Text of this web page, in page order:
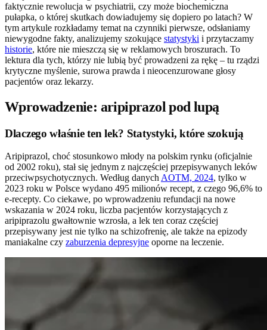
faktycznie rewolucja w psychiatrii, czy może biochemiczna
pułapka, o której skutkach dowiadujemy się dopiero po latach? W
tym artykule rozkładamy temat na czynniki pierwsze, odsłaniamy
niewygodne fakty, analizujemy szokujące statystyki i przytaczamy
historie, które nie mieszczą się w reklamowych broszurach. To
lektura dla tych, którzy nie lubią być prowadzeni za rękę – tu rządzi
krytyczne myślenie, surowa prawda i nieocenzurowane głosy
pacjentów oraz lekarzy.
Wprowadzenie: aripiprazol pod lupą
Dlaczego właśnie ten lek? Statystyki, które szokują
Aripiprazol, choć stosunkowo młody na polskim rynku (oficjalnie
od 2002 roku), stał się jednym z najczęściej przepisywanych leków
przeciwpsychotycznych. Według danych AOTM, 2024, tylko w
2023 roku w Polsce wydano 495 milionów recept, z czego 96,6% to
e-recepty. Co ciekawe, po wprowadzeniu refundacji na nowe
wskazania w 2024 roku, liczba pacjentów korzystających z
aripiprazolu gwałtownie wzrosła, a lek ten coraz częściej
przepisywany jest nie tylko na schizofrenię, ale także na epizody
maniakalne czy zaburzenia depresyjne oporne na leczenie.